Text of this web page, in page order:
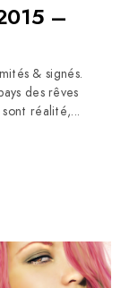
–
& signés.
des rêves
réalité,...